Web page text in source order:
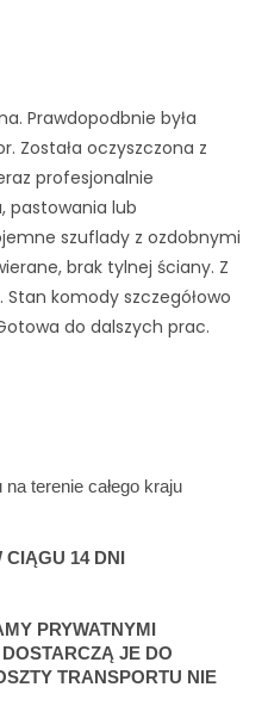
Prawdopodbnie była
Została oczyszczona z
profesjonalnie
pastowania lub
szuflady z ozdobnymi
brak tylnej ściany. Z
komody szczegółowo
do dalszych prac.
terenie całego kraju
14 DNI
PRYWATNYMI
JE DO
TRANSPORTU NIE